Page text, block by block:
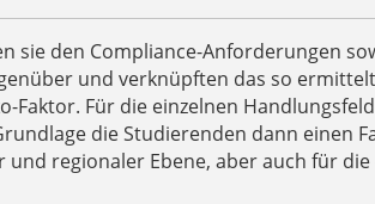
sie den Compliance-Anforderungen
und verknüpften das so
Faktor. Für die einzelnen
die Studierenden dann einen
und regionaler Ebene, aber auch für